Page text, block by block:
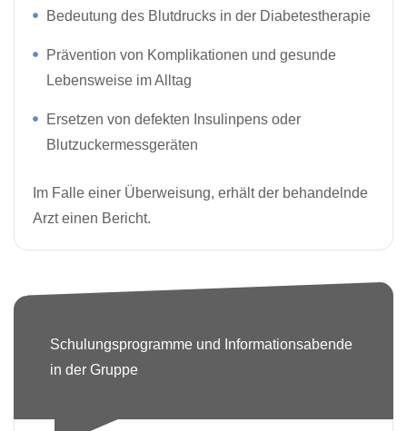
Bedeutung des Blutdrucks in der Diabetestherapie
Prävention von Komplikationen und gesunde
Lebensweise im Alltag
Ersetzen von defekten Insulinpens oder
Blutzuckermessgeräten
Im Falle einer Überweisung, erhält der behandelnde
Arzt einen Bericht.
Schulungsprogramme und Informationsabende
in der Gruppe